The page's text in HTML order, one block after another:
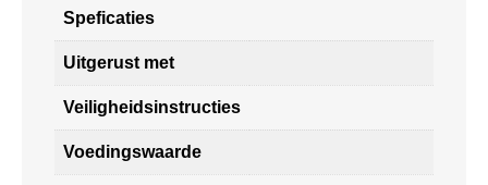
Speficaties
Uitgerust met
Veiligheidsinstructies
Voedingswaarde